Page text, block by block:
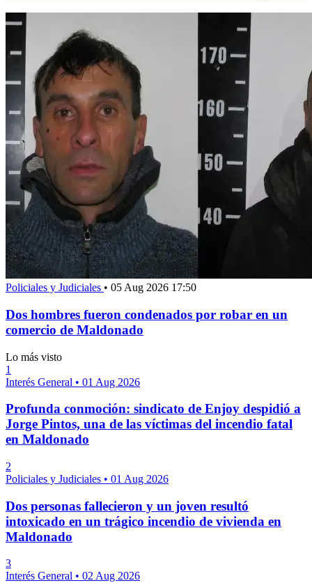
Policiales y Judiciales • 05 Aug 2026 17:50
Dos hombres fueron condenados por robar en un
comercio de Maldonado
Lo más visto
1
Interés General • 01 Aug 2026
Profunda conmoción: sindicato de Enjoy despidió a
Jorge Pintos, una de las víctimas del incendio fatal
en Maldonado
2
Policiales y Judiciales • 01 Aug 2026
Dos personas fallecieron y un joven resultó
intoxicado en un trágico incendio de vivienda en
Maldonado
3
Interés General • 02 Aug 2026